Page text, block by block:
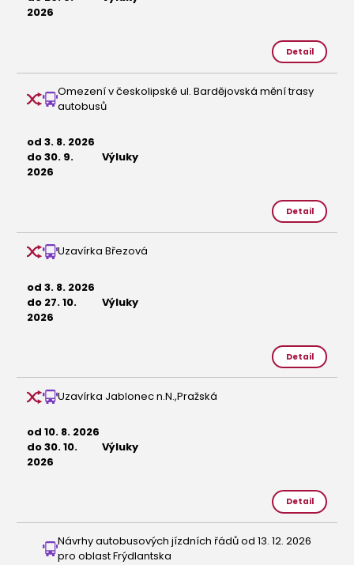
2026
Detail
Omezení v českolipské ul. Bardějovská mění trasy
autobusů
od 3. 8. 2026
do 30. 9.
2026
Výluky
Detail
Uzavírka Březová
od 3. 8. 2026
do 27. 10.
2026
Výluky
Detail
Uzavírka Jablonec n.N.,Pražská
od 10. 8. 2026
do 30. 10.
2026
Výluky
Detail
Návrhy autobusových jízdních řádů od 13. 12. 2026
pro oblast Frýdlantska